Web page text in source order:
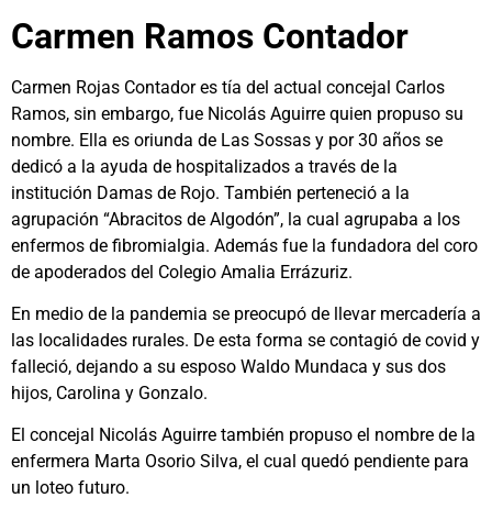
Carmen Ramos Contador
Carmen Rojas Contador es tía del actual concejal Carlos
Ramos, sin embargo, fue Nicolás Aguirre quien propuso su
nombre. Ella es oriunda de Las Sossas y por 30 años se
dedicó a la ayuda de hospitalizados a través de la
institución Damas de Rojo. También perteneció a la
agrupación “Abracitos de Algodón”, la cual agrupaba a los
enfermos de fibromialgia. Además fue la fundadora del coro
de apoderados del Colegio Amalia Errázuriz.
En medio de la pandemia se preocupó de llevar mercadería a
las localidades rurales. De esta forma se contagió de covid y
falleció, dejando a su esposo Waldo Mundaca y sus dos
hijos, Carolina y Gonzalo.
El concejal Nicolás Aguirre también propuso el nombre de la
enfermera Marta Osorio Silva, el cual quedó pendiente para
un loteo futuro.